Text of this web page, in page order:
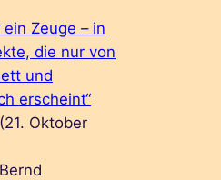
ein Zeuge – in
die nur von
und
erscheint“
(21. Oktober